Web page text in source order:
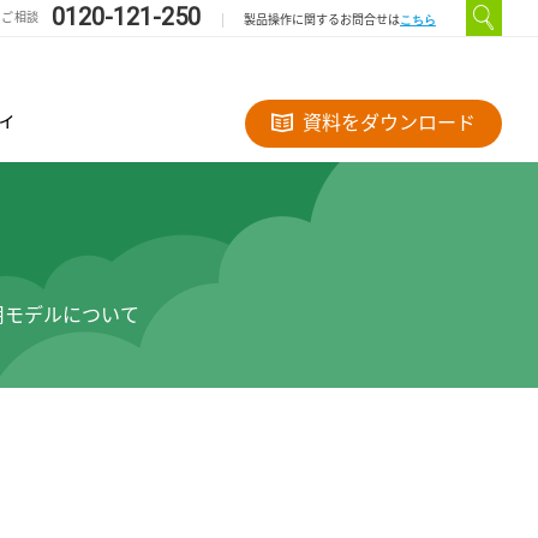
相談 0120-121-250 製品操作に関するお問合せは こちら
資料をダウンロード
デルについて